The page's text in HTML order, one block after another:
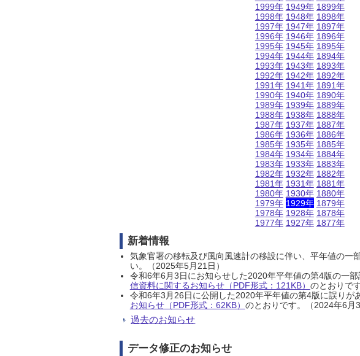
1999年
1998年
1997年
1996年
1995年
1994年
1993年
1992年
1991年
1990年
1989年
1988年
1987年
1986年
1985年
1984年
1983年
1982年
1981年
1980年
1979年
1978年
1977年
1949年
1948年
1947年
1946年
1945年
1944年
1943年
1942年
1941年
1940年
1939年
1938年
1937年
1936年
1935年
1934年
1933年
1932年
1931年
1930年
1929年
1928年
1927年
1899年
1898年
1897年
1896年
1895年
1894年
1893年
1892年
1891年
1890年
1889年
1888年
1887年
1886年
1885年
1884年
1883年
1882年
1881年
1880年
1879年
1878年
1877年
新着情報
気象官署の移転及び風向風速計の移設に伴い、平年値の一
い。（2025年5月21日）
令和6年6月3日にお知らせした2020年平年値の第4版の一
信資料に関するお知らせ（PDF形式：121KB） のとおりで
令和6年3月26日に公開した2020年平年値の第4版に誤り
お知らせ（PDF形式：62KB） のとおりです。（2024年6月3
過去のお知らせ
データ修正のお知らせ